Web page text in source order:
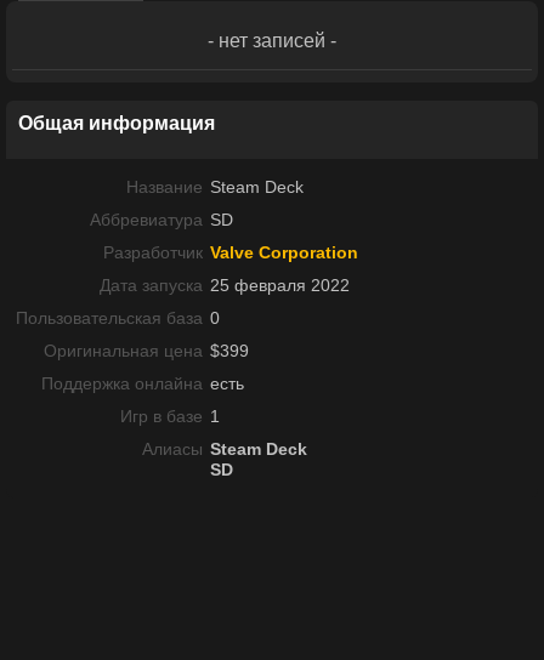
- нет записей -
Общая информация
Название Steam Deck
Аббревиатура SD
Разработчик Valve Corporation
Дата запуска 25 февраля 2022
Пользовательская база 0
Оригинальная цена $399
Поддержка онлайна есть
Игр в базе 1
Алиасы Steam Deck
SD